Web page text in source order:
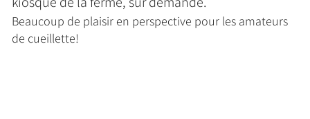
Beaucoup de plaisir en perspective pour les amateurs
de cueillette!